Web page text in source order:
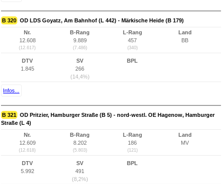
B 320 OD LDS Goyatz, Am Bahnhof (L 442) - Märkische Heide (B 179)
Nr.
12.608
(12.617)
B-Rang
9.889
(7.486)
L-Rang
457
(340)
Land
BB
DTV
1.845
SV
266
(14,4%)
BPL
Infos...
B 321 OD Pritzier, Hamburger Straße (B 5) - nord-westl. OE Hagenow, Hamburger
Straße (L 4)
Nr.
12.609
(12.618)
B-Rang
8.202
(5.803)
L-Rang
186
(121)
Land
MV
DTV
5.992
SV
491
(8,2%)
BPL